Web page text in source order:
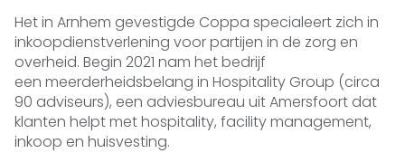
Het in Arnhem gevestigde Coppa specialeert zich in
inkoopdienstverlening voor partijen in de zorg en
overheid. Begin 2021 nam het bedrijf
een meerderheidsbelang in Hospitality Group (circa
90 adviseurs), een adviesbureau uit Amersfoort dat
klanten helpt met hospitality, facility management,
inkoop en huisvesting.